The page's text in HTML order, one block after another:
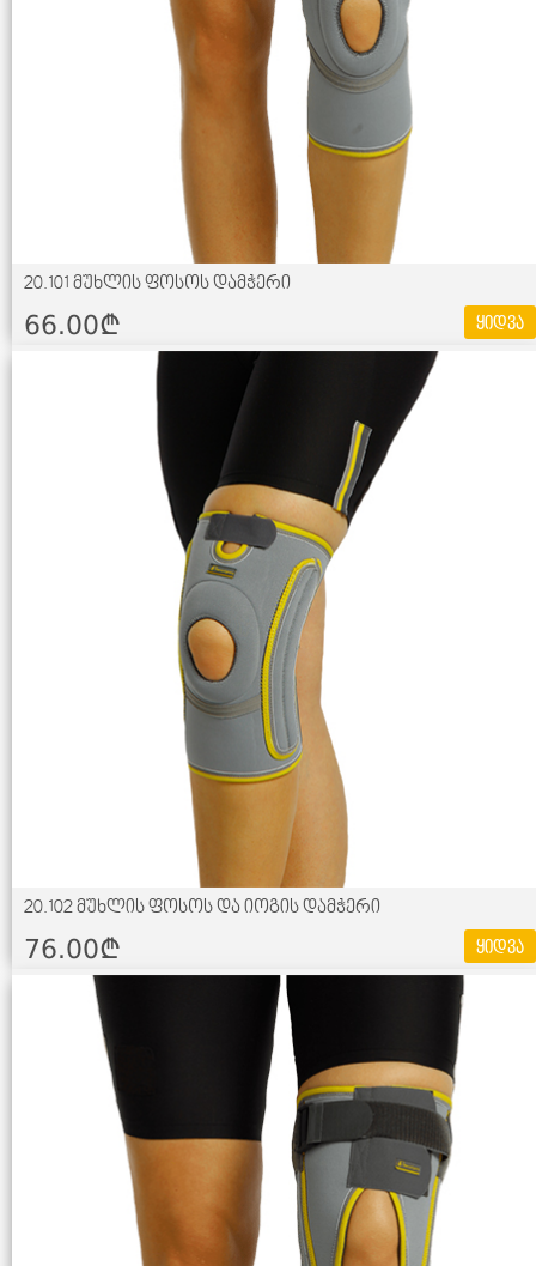
20.101 მუხლის ფოსოს დამჭერი
66.00¢ ყიდვა
20.102 მუხლის ფოსოს და იოგის დამჭერი
76.00¢ ყიდვა